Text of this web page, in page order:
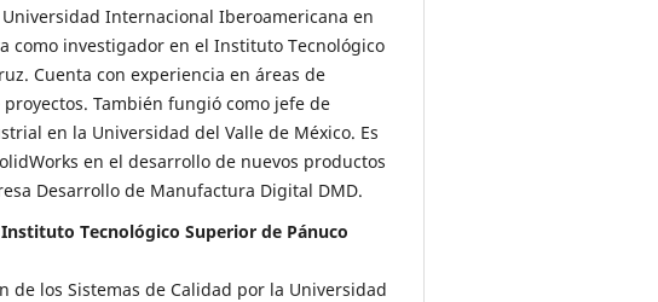
Internacional Iberoamericana en
como investigador en el Instituto Tecno­lógico
Cuenta con experiencia en áreas de
También fungió como jefe de
en la Universidad del Valle de Méxi­co. Es
en el desarrollo de nuevos productos
Desarrollo de Manufactura Digital DMD.
Instituto Tecnológico Superior de Pánuco
de los Sistemas de Calidad por la Univer­sidad